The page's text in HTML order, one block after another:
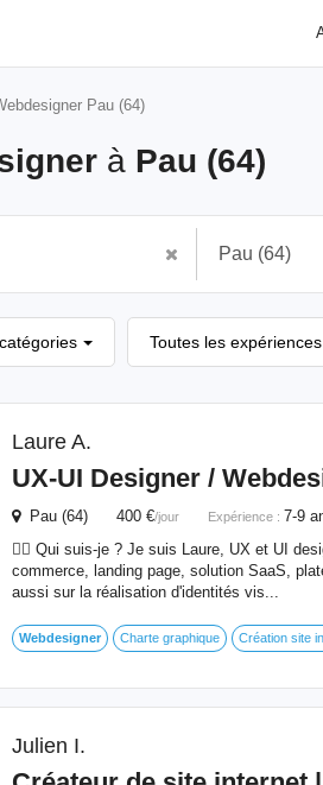
Pau (64)
à Pau (64)
Toutes les expériences
Laure A.
UX-UI Designer /
Pau (64) 400 €/jour Expérience : 7-9
🙋‍♀️ Qui suis-je ? Je suis Laure, UX et UI
commerce, landing page, solution SaaS,
aussi sur la réalisation d'identités vis...
Webdesigner Charte graphique Création site
Julien I.